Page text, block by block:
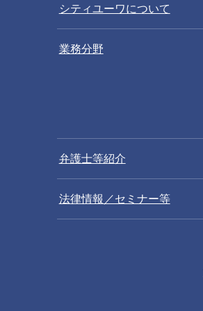
シティユーワについて
業務分野
弁護士等紹介
法律情報／セミナー等